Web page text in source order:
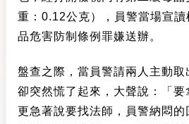
重：0.12公克），員警當場宣
品危害防制條例罪嫌送辦。
盤查之際，當員警請兩人主動
卻突然慌了起來，大聲說：「要
更急著說要找法師，員警納悶